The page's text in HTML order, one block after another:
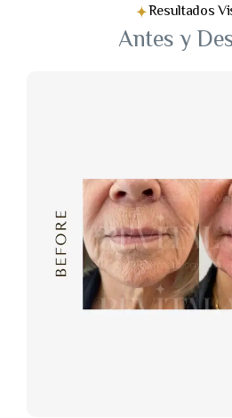
Resultados
Antes y